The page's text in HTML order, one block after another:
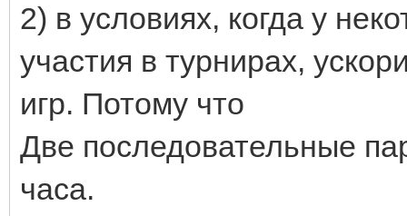
2) в условиях, когда у
участия в турнирах,
игр. Потому что
Две последовательные
часа.